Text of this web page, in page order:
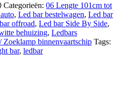
Categorieën: 06 Lengte 101cm tot
, Led bar bestelwagen, Led bar
offroad, Led bar Side By Side,
behuizing, Ledbars
Zoeklamp binnenvaartschip Tags:
bar, ledbar